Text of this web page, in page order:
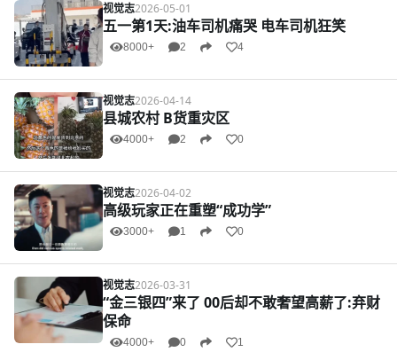
视觉志2026-05-01
五一第1天:油车司机痛哭 电车司机狂笑
8000+ 2 4
视觉志2026-04-14
县城农村 B货重灾区
4000+ 2 0
视觉志2026-04-02
高级玩家正在重塑“成功学”
3000+ 1 0
视觉志2026-03-31
“金三银四”来了 00后却不敢奢望高薪了:弃财
保命
4000+ 0 1